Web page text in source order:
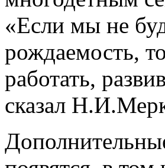
«Если мы не
рождаемость,
работать,
сказал